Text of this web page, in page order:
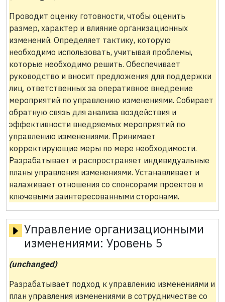
Проводит оценку готовности, чтобы оценить
размер, характер и влияние организационных
изменений. Определяет тактику, которую
необходимо использовать, учитывая проблемы,
которые необходимо решить. Обеспечивает
руководство и вносит предложения для поддержки
лиц, ответственных за оперативное внедрение
мероприятий по управлению изменениями. Собирает
обратную связь для анализа воздействия и
эффективности внедряемых мероприятий по
управлению изменениями. Принимает
корректирующие меры по мере необходимости.
Разрабатывает и распространяет индивидуальные
планы управления изменениями. Устанавливает и
налаживает отношения со спонсорами проектов и
ключевыми заинтересованными сторонами.
Управление организационными
изменениями: Уровень 5
(unchanged)
Разрабатывает подход к управлению изменениями и
план управления изменениями в сотрудничестве со